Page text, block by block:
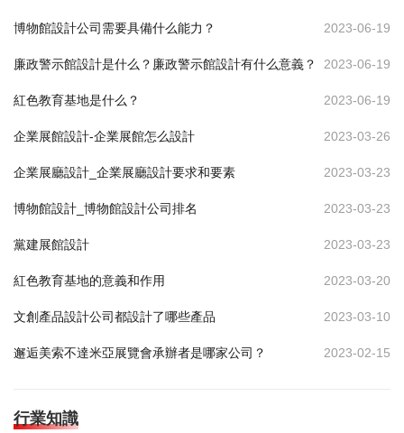
博物館設計公司需要具備什么能力？ 2023-06-19
廉政警示館設計是什么？廉政警示館設計有什么意義？ 2023-06-19
紅色教育基地是什么？ 2023-06-19
企業展館設計-企業展館怎么設計 2023-03-26
企業展廳設計_企業展廳設計要求和要素 2023-03-23
博物館設計_博物館設計公司排名 2023-03-23
黨建展館設計 2023-03-23
紅色教育基地的意義和作用 2023-03-20
文創產品設計公司都設計了哪些產品 2023-03-10
邂逅美索不達米亞展覽會承辦者是哪家公司？ 2023-02-15
行業知識